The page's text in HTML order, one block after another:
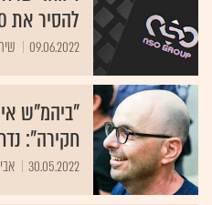
להסיר את NSO מהרשימה השחורה
09.06.2022
"ביהמ"ש
חקירה":
30.05.2022